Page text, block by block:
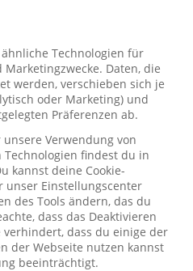
ähnliche Technologien für
Daten, die
werden, verschieben sich je
oder Marketing) und
Präferenzen ab.
Verwendung von
findest du in
kannst deine Cookie-
unser Einstellungscenter
des Tools ändern, das du
dass das Deaktivieren
verhindert, dass du einige der
der Webseite nutzen kannst
beeinträchtigt.